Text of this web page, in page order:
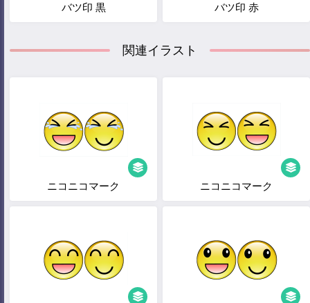
バツ印 黒 バツ印 赤
関連イラスト
ニコニコマーク ニコニコマーク